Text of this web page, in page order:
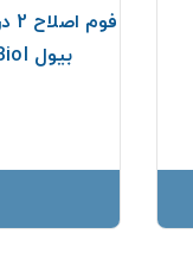
بیول Biol حجم 200 میلی لیتر